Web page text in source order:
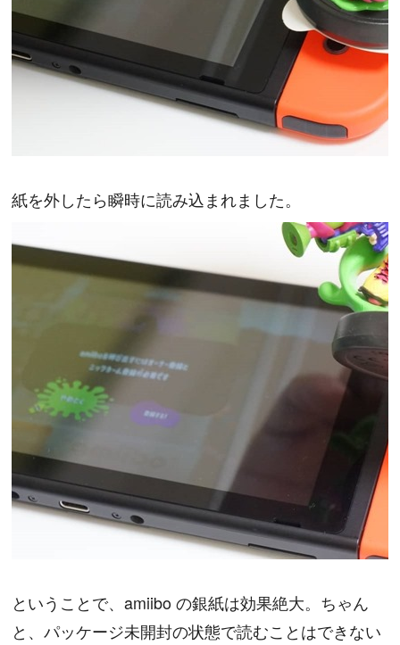
紙を外したら瞬時に読み込まれました。
ということで、amiibo の銀紙は効果絶大。ちゃん
と、パッケージ未開封の状態で読むことはできない